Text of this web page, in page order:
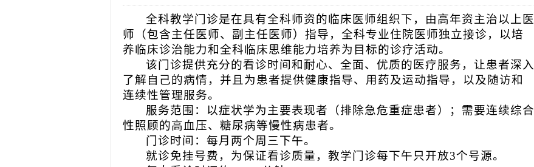
全科教学门诊是在具有全科师资的临床医师组织下，由高年资主治以上医
师（包含主任医师、副主任医师）指导，全科专业住院医师独立接诊 ，以培
养临床诊治能力和全科临床思维能力培养为目标的诊疗活动。
该门诊提供充分的看诊时间和 耐心、全面、优质的医疗服务，让患者深入
了解自己的病情， 并且为患者提供健康指导、用药及运动指导，以及随访和
连续性管理服务。
服务范围： 以症状学为主要表现者（排除急危重症患者）；需要连续综合
性照顾的高血压、糖尿病等慢性病患者。
门诊时间：每月两个周三下午。
就诊免挂号费，为保证看诊质量，教学门诊每下午只开放3个号源。